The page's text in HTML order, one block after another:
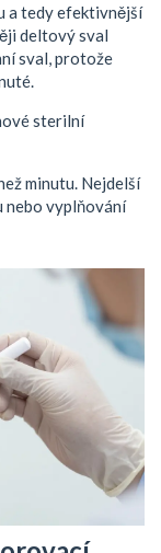
a tedy efektivnější
deltový sval
sval, protože
sterilní
minutu. Nejdelší
nebo vyplňování